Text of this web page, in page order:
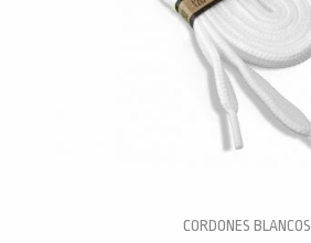
CORDONES BLANCOS